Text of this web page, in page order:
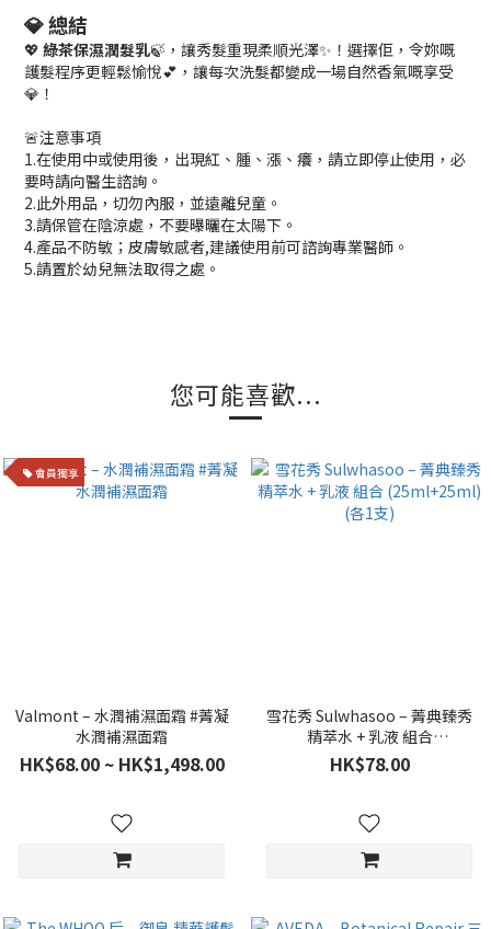
💎 總結
💖 綠茶保濕潤髮乳🍃，讓秀髮重現柔順光澤✨！選擇佢，令妳嘅
護髮程序更輕鬆愉悅💕，讓每次洗髮都變成一場自然香氣嘅享受
💎！
🚨注意事項
1.在使用中或使用後，出現紅、腫、漲、癢，請立即停止使用，必
要時請向醫生諮詢。
2.此外用品，切勿內服，並遠離兒童。
3.請保管在陰涼處，不要曝曬在太陽下。
4.產品不防敏；皮膚敏感者,建議使用前可諮詢專業醫師。
5.請置於幼兒無法取得之處。
您可能喜歡...
會員獨享
Valmont – 水潤補濕面霜 #菁凝
水潤補濕面霜
HK$68.00 ~ HK$1,498.00
雪花秀 Sulwhasoo – 菁典臻秀
精萃水 + 乳液 組合
(25ml+25ml) (各1支)
HK$78.00